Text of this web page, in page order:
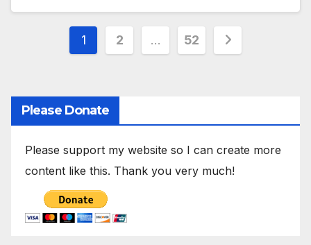
Sidepaginering
1 2 … 52
Please Donate
Please support my website so I can create more
content like this. Thank you very much!